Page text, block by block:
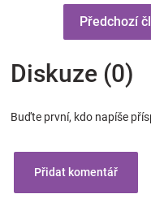
Předchozí
Diskuze (0)
Buďte první, kdo napíše
Přidat komentář